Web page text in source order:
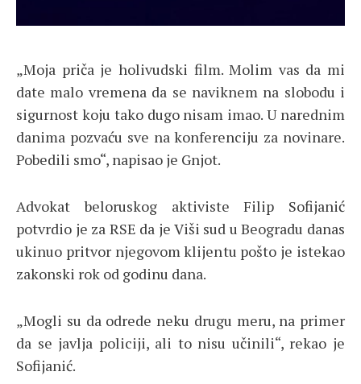
„Moja priča je holivudski film. Molim vas da mi
date malo vremena da se naviknem na slobodu i
sigurnost koju tako dugo nisam imao. U narednim
danima pozvaću sve na konferenciju za novinare.
Pobedili smo“, napisao je Gnjot.
Advokat beloruskog aktiviste Filip Sofijanić
potvrdio je za RSE da je Viši sud u Beogradu danas
ukinuo pritvor njegovom klijentu pošto je istekao
zakonski rok od godinu dana.
„Mogli su da odrede neku drugu meru, na primer
da se javlja policiji, ali to nisu učinili“, rekao je
Sofijanić.